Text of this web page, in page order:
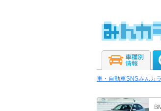
車・自動車SNSみんカラ